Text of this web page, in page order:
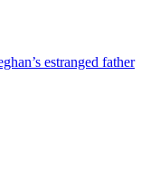
estranged father